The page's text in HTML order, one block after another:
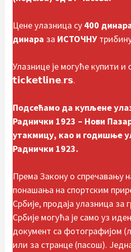
Цене улазница су 400
динара за ИСТОЧНУ
Улазнице је могуће купити и
𝘁𝗶𝗰𝗸𝗲𝘁𝗹𝗶𝗻𝗲.𝗿𝘀.
Подсећамо да купљене
Раднички 1923 – Нови
утакмицу, као и годишње
Раднички 1923.
Према Закону о спречавању
понашања на спортским
Србије, продаја улазница за
Србије могућа је само уз
документ са фотографијом
или за странце (пасош).